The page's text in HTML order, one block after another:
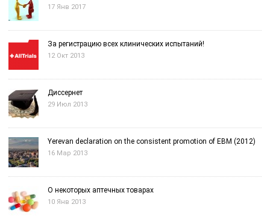
17 Янв 2017
За регистрацию всех клинических испытаний!
12 Окт 2013
Диссернет
29 Июл 2013
Yerevan declaration on the consistent promotion of EBM (2012)
16 Мар 2013
О некоторых аптечных товарах
10 Янв 2013